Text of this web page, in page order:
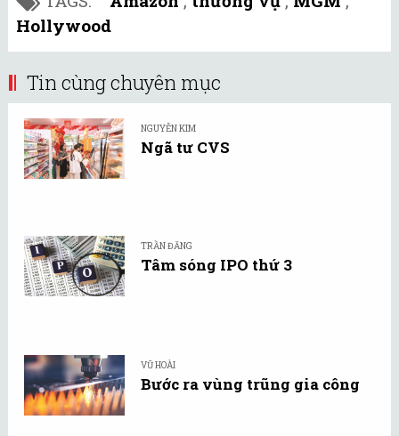
Hollywood
Tin cùng chuyên mục
NGUYỄN KIM
Ngã tư CVS
TRẦN ĐĂNG
Tâm sóng IPO thứ 3
VŨ HOÀI
Bước ra vùng trũng gia công